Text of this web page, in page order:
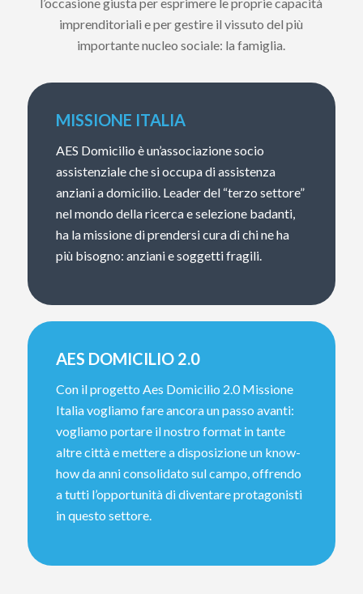
imprenditoriali e per gestire il vissuto del più
importante nucleo sociale: la famiglia.
MISSIONE ITALIA
AES Domicilio è un’associazione socio
assistenziale che si occupa di assistenza
anziani a domicilio. Leader del “terzo settore”
nel mondo della ricerca e selezione badanti,
ha la missione di prendersi cura di chi ne ha
più bisogno: anziani e soggetti fragili.
AES DOMICILIO 2.0
Con il progetto Aes Domicilio 2.0 Missione
Italia vogliamo fare ancora un passo avanti:
vogliamo portare il nostro format in tante
altre città e mettere a disposizione un know-
how da anni consolidato sul campo, offrendo
a tutti l’opportunità di diventare protagonisti
in questo settore.